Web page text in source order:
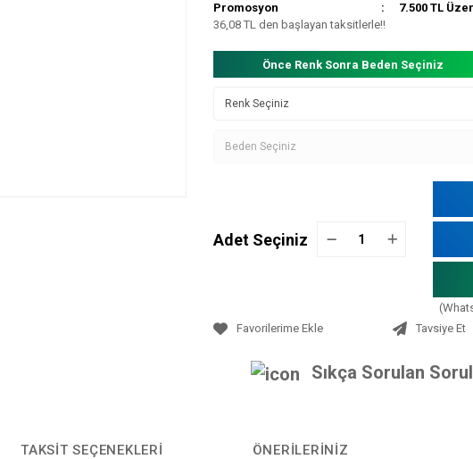
Promosyon
7.500 TL
36,08 TL den başlayan taksitlerle!!
Önce Renk Sonra Beden Seçiniz
Adet Seçiniz
Tavsiye Et
Sıkça Sorulan
TAKSIT SEÇENEKLERI ÖNERILERINIZ